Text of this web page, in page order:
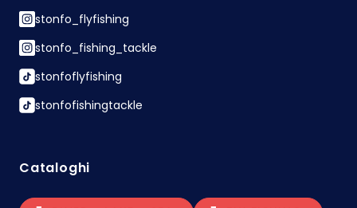
stonfo_flyfishing
stonfo_fishing_tackle
stonfoflyfishing
stonfofishingtackle
Cataloghi